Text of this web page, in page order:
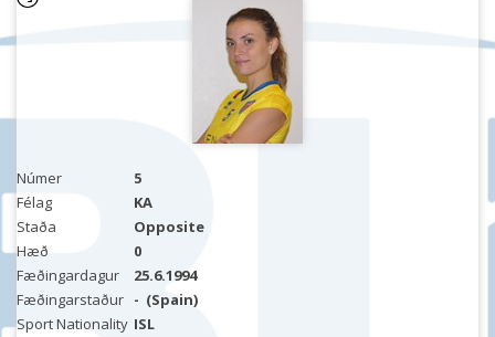
Númer
5
Félag
KA
Staða
Opposite
Hæð
0
Fæðingardagur
25.6.1994
Fæðingarstaður - (Spain)
Sport Nationality ISL